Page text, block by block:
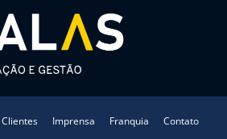
Clientes Imprensa Franquia Contato